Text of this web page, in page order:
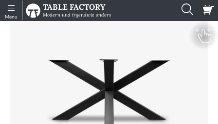
Menu
TABLE FACTORY
Modern und irgendwie anders
Shop Infos